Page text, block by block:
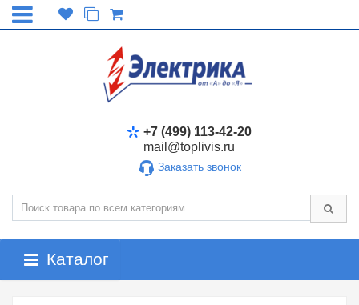
+7 (499) 113-42-20
mail@toplivis.ru
Заказать звонок
Каталог